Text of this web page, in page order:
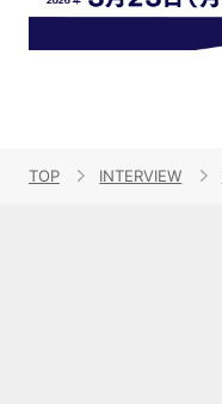
TOP INTERVIEW